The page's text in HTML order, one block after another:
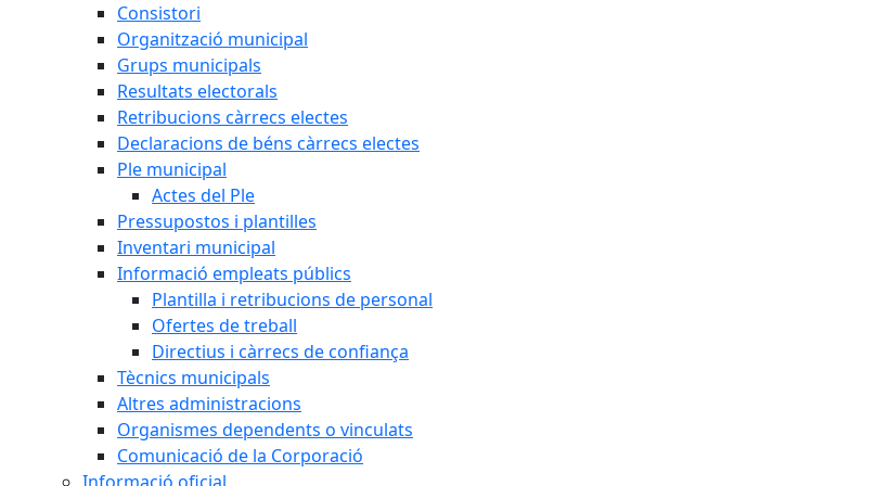
Consistori
Organització municipal
Grups municipals
Resultats electorals
Retribucions càrrecs electes
Declaracions de béns càrrecs electes
Ple municipal
Actes del Ple
Pressupostos i plantilles
Inventari municipal
Informació empleats públics
Plantilla i retribucions de personal
Ofertes de treball
Directius i càrrecs de confiança
Tècnics municipals
Altres administracions
Organismes dependents o vinculats
Comunicació de la Corporació